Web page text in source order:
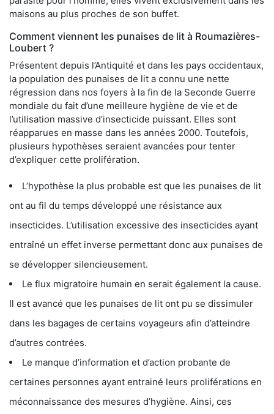
maisons au plus proches de son buffet.
Comment viennent les punaises de lit à Roumazières-
Loubert ?
Présentent depuis l’Antiquité et dans les pays occidentaux,
la population des punaises de lit a connu une nette
régression dans nos foyers à la fin de la Seconde Guerre
mondiale du fait d’une meilleure hygiène de vie et de
l’utilisation massive d’insecticide puissant. Elles sont
réapparues en masse dans les années 2000. Toutefois,
plusieurs hypothèses seraient avancées pour tenter
d’expliquer cette prolifération.
L’hypothèse la plus probable est que les punaises de lit
ont au fil du temps développé une résistance aux
insecticides. L’utilisation excessive des insecticides ayant
entraîné un effet inverse permettant donc aux punaises de
se développer silencieusement.
Le flux migratoire humain en serait également la cause.
Il est avancé que les punaises de lit ont pu se dissimuler
dans les bagages de certains voyageurs afin d’atteindre
d’autres contrées.
Le manque d’information et d’action probante de
certaines personnes ayant entrainé leurs proliférations en
méconnaissance des mesures d’hygiène. Ainsi, ces